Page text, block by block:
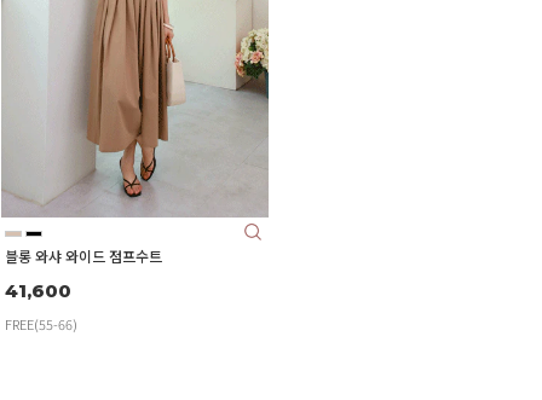
블롱 와샤 와이드 점프수트
41,600
FREE(55-66)